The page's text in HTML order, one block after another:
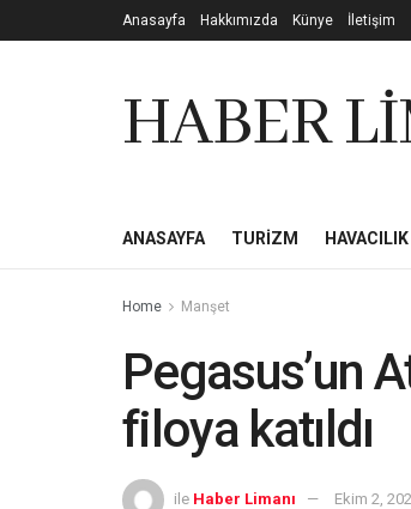
Anasayfa Hakkımızda Künye İletişim
HABER
ANASAYFA TURIZM HAVACILIK
Home Manşet
Pegasus’un
filoya katıldı
ile Haber Limanı Ekim 2,